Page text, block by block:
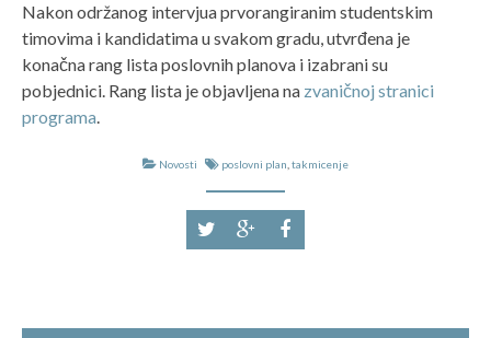
Nakon održanog intervjua prvorangiranim studentskim
timovima i kandidatima u svakom gradu, utvrđena je
konačna rang lista poslovnih planova i izabrani su
pobjednici. Rang lista je objavljena na zvaničnoj stranici
programa.
Novosti poslovni plan takmicenje